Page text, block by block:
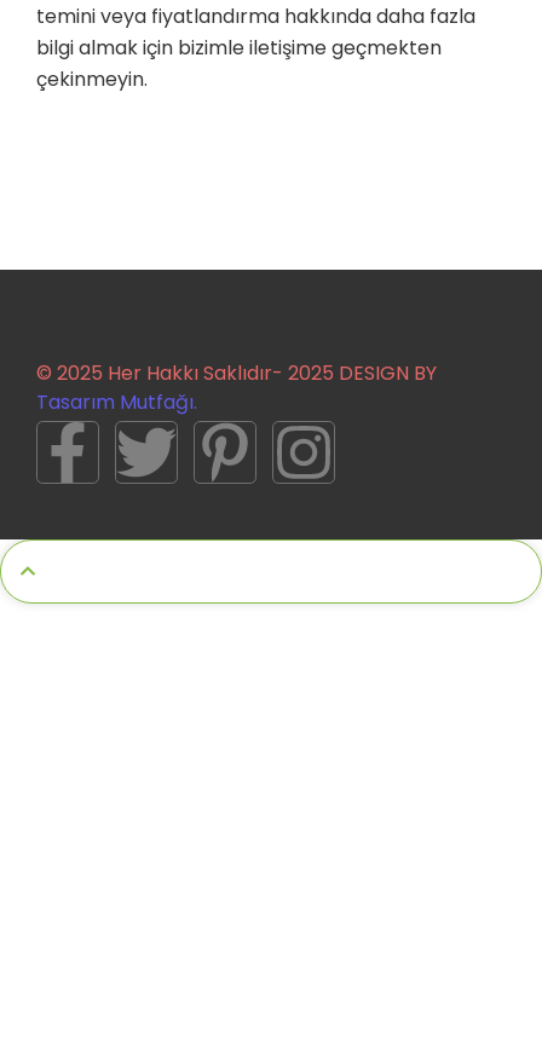
temini veya fiyatlandırma hakkında daha fazla
bilgi almak için bizimle iletişime geçmekten
çekinmeyin.
© 2025 Her Hakkı Saklıdır- 2025 DESIGN BY
Tasarım Mutfağı.